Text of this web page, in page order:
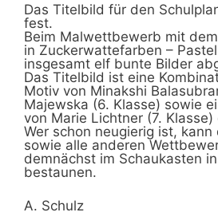
Das Titelbild für den
fest.
Beim Malwettbewerb mit
in Zuckerwattefarben –
insgesamt elf bunte Bilder
Das Titelbild ist eine
Motiv von Minakshi
Majewska (6. Klasse) sowie
von Marie Lichtner (7.
Wer schon neugierig ist,
sowie alle anderen
demnächst im Schaukasten
bestaunen.
A. Schulz